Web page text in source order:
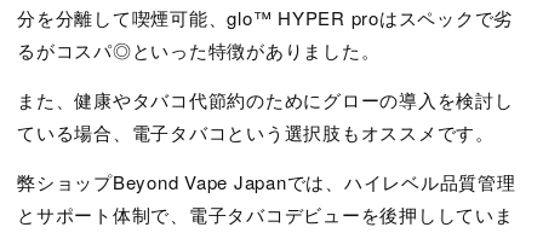
分を分離して喫煙可能、glo™ HYPER proはスペックで劣
るがコスパ◎といった特徴がありました。
また、健康やタバコ代節約のためにグローの導入を検討し
ている場合、電子タバコという選択肢もオススメです。
弊ショップBeyond Vape Japanでは、ハイレベル品質管理
とサポート体制で、電子タバコデビューを後押ししていま